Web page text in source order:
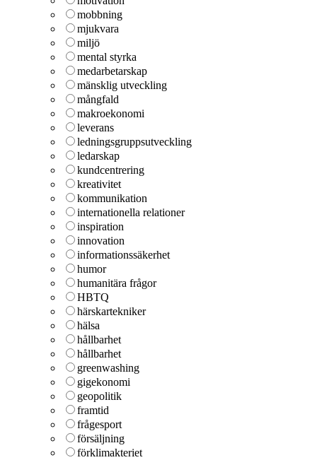
mobbning
mjukvara
miljö
mental styrka
medarbetarskap
mänsklig utveckling
mångfald
makroekonomi
leverans
ledningsgruppsutveckling
ledarskap
kundcentrering
kreativitet
kommunikation
internationella relationer
inspiration
innovation
informationssäkerhet
humor
humanitära frågor
HBTQ
härskartekniker
hälsa
hållbarhet
hållbarhet
greenwashing
gigekonomi
geopolitik
framtid
frågesport
försäljning
förklimakteriet